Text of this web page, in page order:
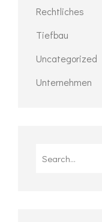
Rechtliches
Tiefbau
Uncategorized
Unternehmen